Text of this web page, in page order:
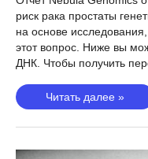
риск рака простаты
на основе
этот вопрос. Ниже вы
ДНК. Чтобы получить
Рак
простаты
(Конти,
Читать далее »